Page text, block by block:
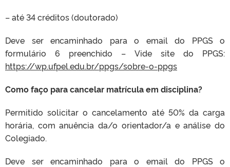
– até 34 créditos (doutorado)
Deve ser encaminhado para o email do PPGS o
formulário 6 preenchido – Vide site do PPGS:
https://wp.ufpel.edu.br/ppgs/sobre-o-ppgs
Como faço para cancelar matrícula em disciplina?
Permitido solicitar o cancelamento até 50% da carga
horária, com anuência da/o orientador/a e análise do
Colegiado.
Deve ser encaminhado para o email do PPGS o